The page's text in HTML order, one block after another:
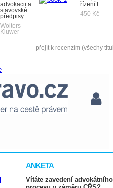
advokacii a
stavovské
předpisy
Wolters
Kluwer
řízení I
450 Kč
přejít k recenzím (všechy
ANKETA
Vítáte zavedení advokátního